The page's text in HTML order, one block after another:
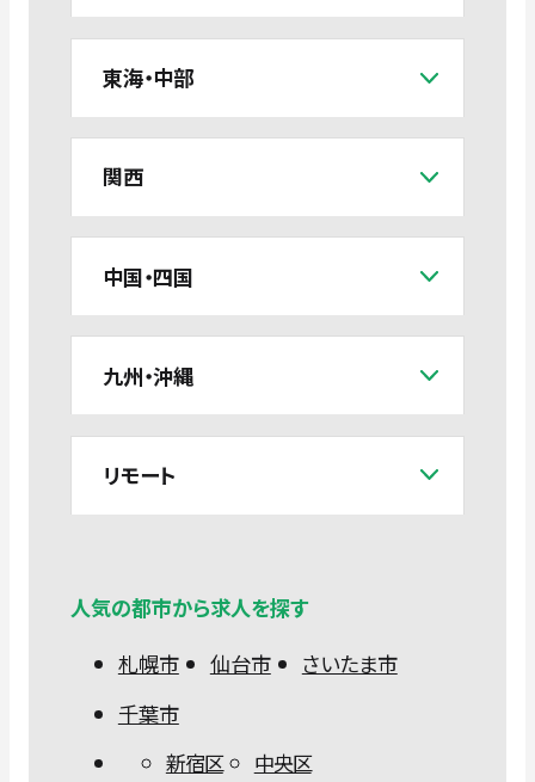
東海・中部
関西
中国・四国
九州・沖縄
リモート
人気の都市から求人を探す
札幌市
仙台市
さいたま市
千葉市
新宿区
中央区